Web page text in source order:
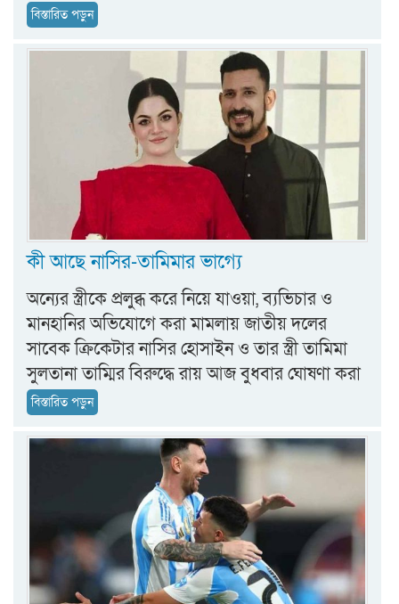
বিস্তারিত পড়ুন
কী আছে নাসির-তামিমার ভাগ্যে
অন্যের স্ত্রীকে প্রলুব্ধ করে নিয়ে যাওয়া, ব্যভিচার ও
মানহানির অভিযোগে করা মামলায় জাতীয় দলের
সাবেক ক্রিকেটার নাসির হোসাইন ও তার স্ত্রী তামিমা
সুলতানা তাম্মির বিরুদ্ধে রায় আজ বুধবার ঘোষণা করা
বিস্তারিত পড়ুন